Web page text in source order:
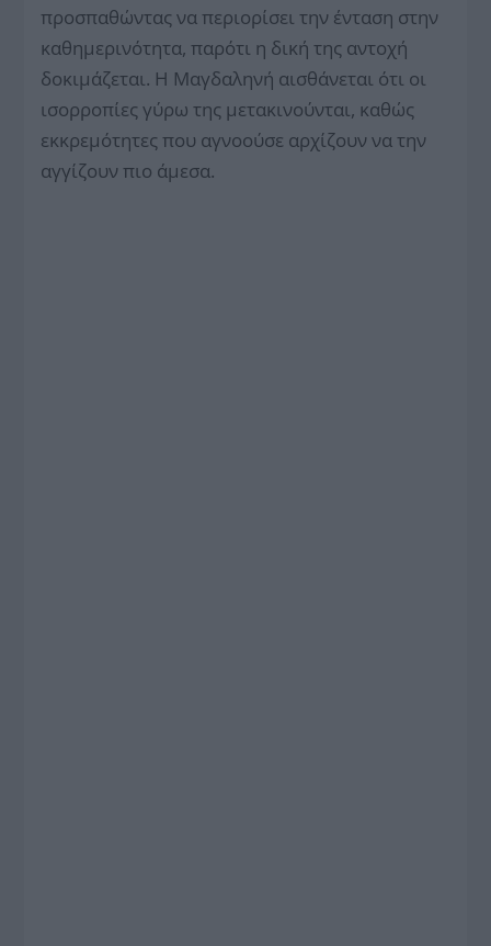
προσπαθώντας να περιορίσει την ένταση στην
καθημερινότητα, παρότι η δική της αντοχή
δοκιμάζεται. Η Μαγδαληνή αισθάνεται ότι οι
ισορροπίες γύρω της μετακινούνται, καθώς
εκκρεμότητες που αγνοούσε αρχίζουν να την
αγγίζουν πιο άμεσα.